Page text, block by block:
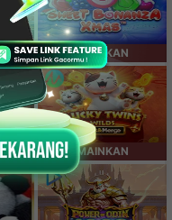
MAINKAN
MAINKAN